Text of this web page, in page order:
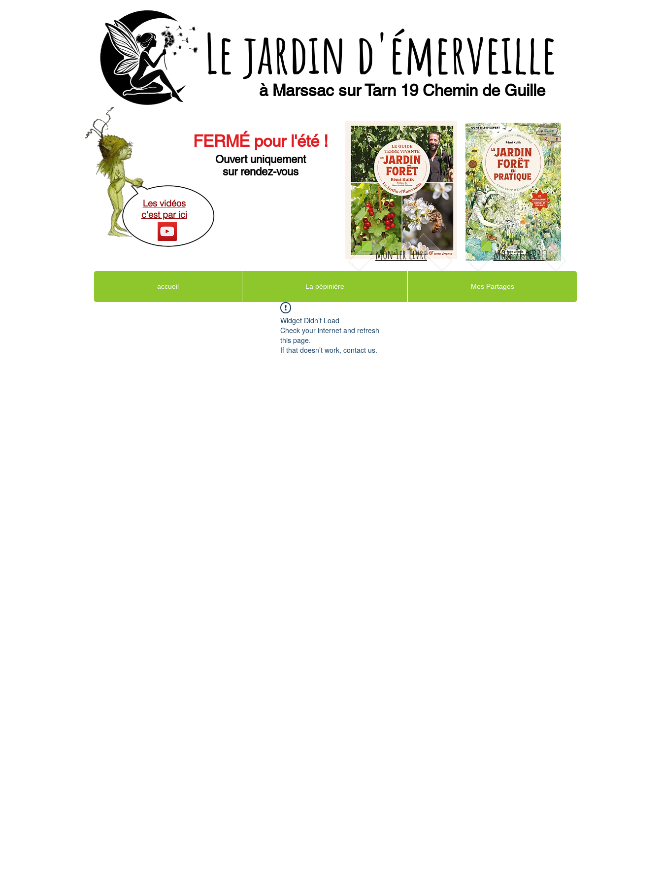
Le jardin d'émerveille
mon 1er livre mon 2e livre
à Marssac sur Tarn 19 Chemin de Guille
FERMÉ pour l'été!
Ouvert uniquement
sur rendez-vous
Les vidéos
c'est par ici
accueil La pépinière Mes Partages
Widget Didn’t Load
Check your internet and refresh
this page.
If that doesn’t work, contact us.